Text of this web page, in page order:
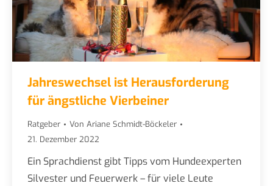
Jahreswechsel ist Herausforderung
für ängstliche Vierbeiner
Ratgeber Von Ariane Schmidt-Böckeler
21. Dezember 2022
Ein Sprachdienst gibt Tipps vom Hundeexperten
Silvester und Feuerwerk – für viele Leute